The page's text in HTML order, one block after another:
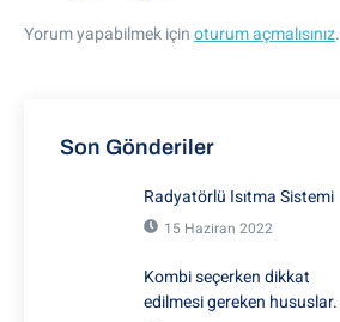
Yorum yapabilmek içinoturum açmalısınız.
Son Gönderiler
Radyatörlü Isıtma Sistemi
15 Haziran 2022
Kombi seçerken dikkat
edilmesi gereken hususlar.